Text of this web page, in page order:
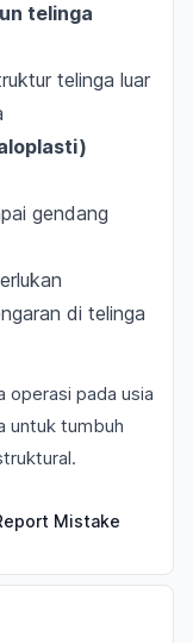
telinga
telinga luar
gendang
di telinga
operasi pada usia
untuk tumbuh
Mistake